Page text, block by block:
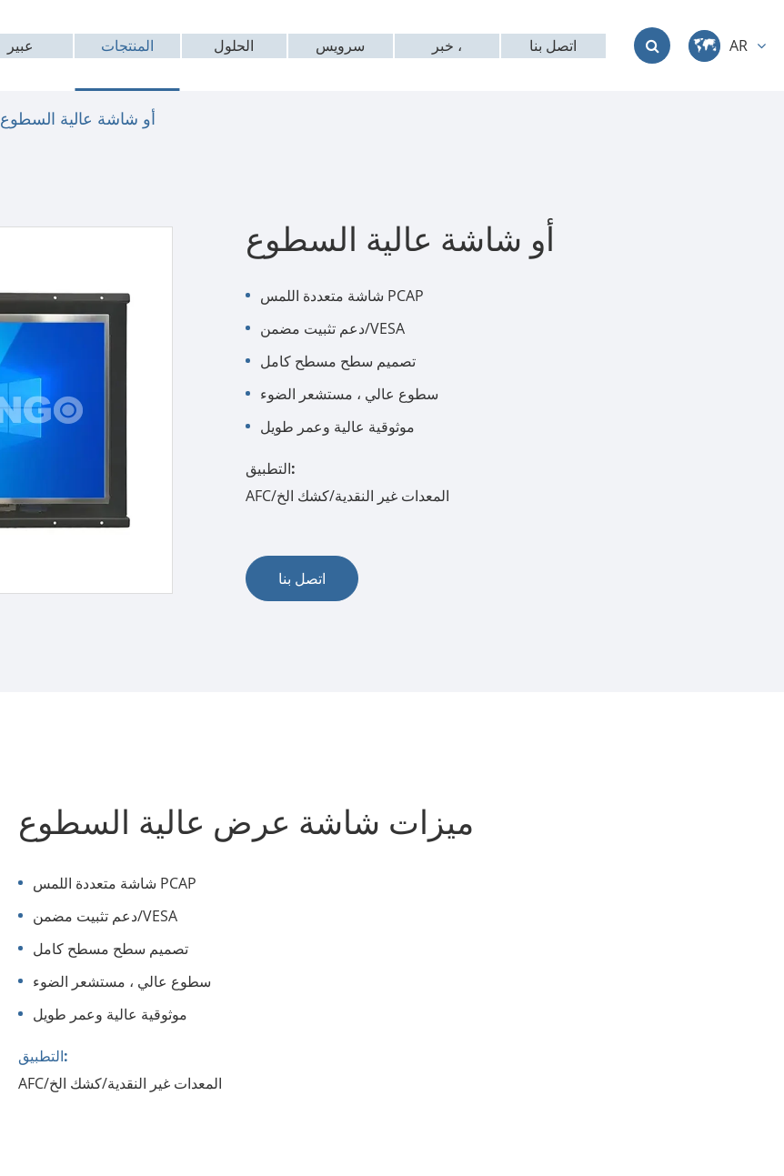
عبير المنتجات الحلول سرویس خبر ، اتصل بنا
AR
أو شاشة عالية السطوع
أو شاشة عالية السطوع
شاشة متعددة اللمس PCAP
دعم تثبيت مضمن/VESA
تصميم سطح مسطح كامل
سطوع عالي ، مستشعر الضوء
موثوقية عالية وعمر طويل
التطبيق:
AFC/المعدات غير النقدية/كشك الخ
اتصل بنا
ميزات شاشة عرض عالية السطوع
شاشة متعددة اللمس PCAP
دعم تثبيت مضمن/VESA
تصميم سطح مسطح كامل
سطوع عالي ، مستشعر الضوء
موثوقية عالية وعمر طويل
التطبيق:
AFC/المعدات غير النقدية/كشك الخ